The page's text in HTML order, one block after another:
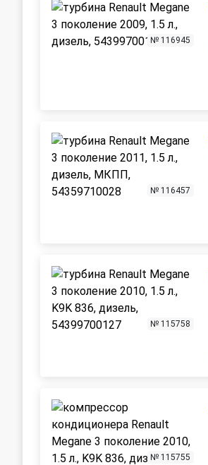
№ 116945
№ 116457
№ 115758
№ 115755